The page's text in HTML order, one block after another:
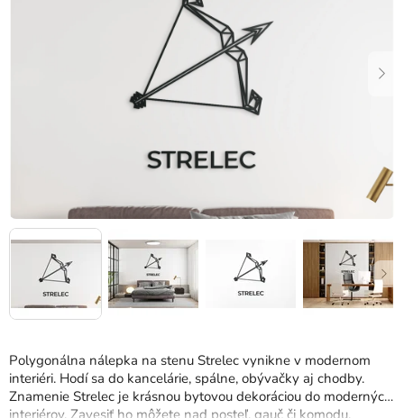
Polygonálna nálepka na stenu Strelec vynikne v modernom
interiéri. Hodí sa do kancelárie, spálne, obývačky aj chodby.
Znamenie Strelec je krásnou bytovou dekoráciou do moderných
interiérov. Zavesiť ho môžete nad posteľ, gauč či komodu.